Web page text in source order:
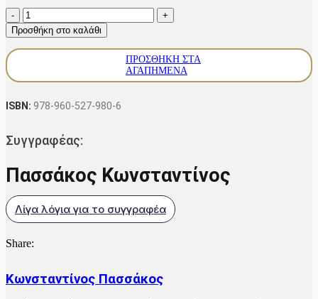
€20.00.είναι:
€16.00.
Ο
Φρόυντ
στην
επιστήμη
μας
Προσθήκη στο καλάθι
ΠΡΟΣΘΉΚΗ ΣΤΑ
ΑΓΑΠΗΜΈΝΑ
ISBN: 978-960-527-980-6
Συγγραφέας:
Πασσάκος Κωνσταντίνος
Λίγα λόγια για το συγγραφέα
Share:
Κωνσταντίνος Πασσάκος